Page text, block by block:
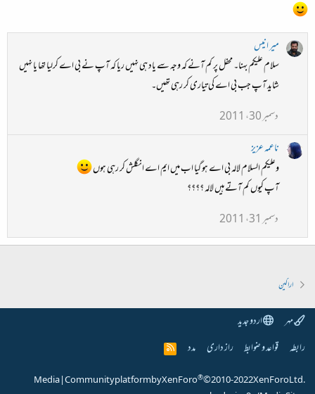
میر انیس
سلام علیکم بہنا۔ محفل پر کم آنے کہ وجہ سے یاد ہی نہیں ریا کہ آپ نے بی اے کرلیا تھا یا نہیں
شاید آپ جب بی اے کی تیاری کر رہی تھیں۔
دسمبر 30، 2011
ناعمہ عزیز
وعلیکم السلام لالہ بی اے ہو گیا اب میں ایم اے انگلش کر رہی ہوں
آپ کیوں کم آتے ہیں لالہ ؟؟؟؟
دسمبر 31، 2011
اراکین
مہر
اردو جدید
رابطہ قواعد و ضوابط راز داری مدد
R
S
Community platform by XenForo®© 2010-2022 XenForo Ltd.
|
Media